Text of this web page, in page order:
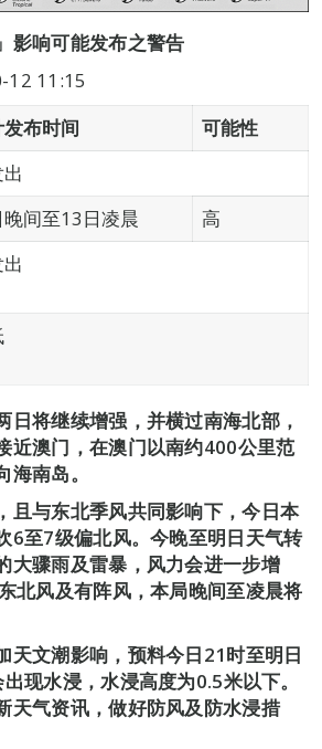
影响可能发布之警告
12 11:15
布时间
可能性
间至13日凌晨
高
日将继续增强，并横过南海北部，
近澳门，在澳门以南约400公里范
南岛。
且与东北季风共同影响下，今日本
6至7级偏北风。今晚至明日天气转
大骤雨及雷暴，风力会进一步增
北风及有阵风，本局晚间至凌晨将
天文潮影响，预料今日21时至明日
现水浸，水浸高度为0.5米以下。
天气资讯，做好防风及防水浸措